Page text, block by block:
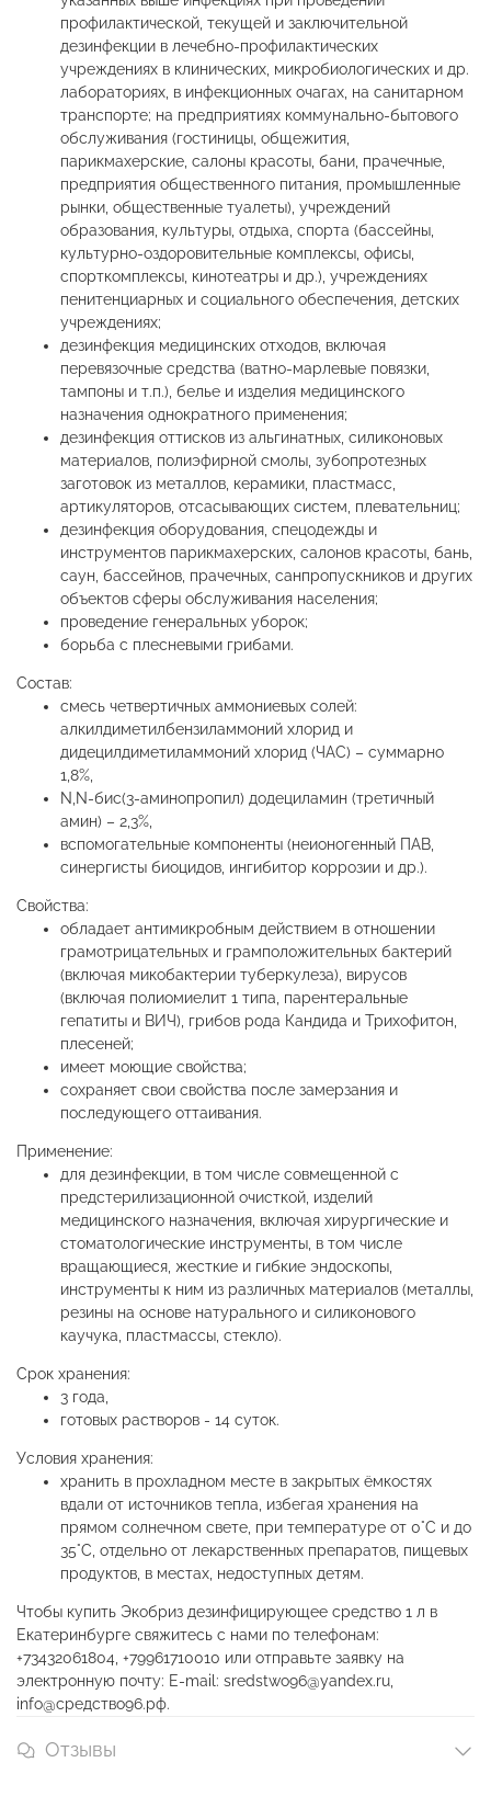
профилактической, текущей и заключительной
дезинфекции в лечебно-профилактических
учреждениях в клинических, микробиологических и др.
лабораториях, в инфекционных очагах, на санитарном
транспорте; на предприятиях коммунально-бытового
обслуживания (гостиницы, общежития,
парикмахерские, салоны красоты, бани, прачечные,
предприятия общественного питания, промышленные
рынки, общественные туалеты), учреждений
образования, культуры, отдыха, спорта (бассейны,
культурно-оздоровительные комплексы, офисы,
спорткомплексы, кинотеатры и др.), учреждениях
пенитенциарных и социального обеспечения, детских
учреждениях;
дезинфекция медицинских отходов, включая
перевязочные средства (ватно-марлевые повязки,
тампоны и т.п.), белье и изделия медицинского
назначения однократного применения;
дезинфекция оттисков из альгинатных, силиконовых
материалов, полиэфирной смолы, зубопротезных
заготовок из металлов, керамики, пластмасс,
артикуляторов, отсасывающих систем, плевательниц;
дезинфекция оборудования, спецодежды и
инструментов парикмахерских, салонов красоты, бань,
саун, бассейнов, прачечных, санпропускников и других
объектов сферы обслуживания населения;
проведение генеральных уборок;
борьба с плесневыми грибами.
Состав:
смесь четвертичных аммониевых солей:
алкилдиметилбензиламмоний хлорид и
дидецилдиметиламмоний хлорид (ЧАС) – суммарно
1,8%,
N,N-бис(3-аминопропил) додециламин (третичный
амин) – 2,3%,
вспомогательные компоненты (неионогенный ПАВ,
синергисты биоцидов, ингибитор коррозии и др.).
Свойства:
обладает антимикробным действием в отношении
грамотрицательных и грамположительных бактерий
(включая микобактерии туберкулеза), вирусов
(включая полиомиелит 1 типа, парентеральные
гепатиты и ВИЧ), грибов рода Кандида и Трихофитон,
плесеней;
имеет моющие свойства;
сохраняет свои свойства после замерзания и
последующего оттаивания.
Применение:
для дезинфекции, в том числе совмещенной с
предстерилизационной очисткой, изделий
медицинского назначения, включая хирургические и
стоматологические инструменты, в том числе
вращающиеся, жесткие и гибкие эндоскопы,
инструменты к ним из различных материалов (металлы,
резины на основе натурального и силиконового
каучука, пластмассы, стекло).
Срок хранения:
3 года,
готовых растворов - 14 суток.
Условия хранения:
хранить в прохладном месте в закрытых ёмкостях
вдали от источников тепла, избегая хранения на
прямом солнечном свете, при температуре от 0°С и до
35°С, отдельно от лекарственных препаратов, пищевых
продуктов, в местах, недоступных детям.
Чтобы купить Экобриз дезинфицирующее средство 1 л в
Екатеринбурге свяжитесь с нами по телефонам:
+73432061804, +79961710010 или отправьте заявку на
электронную почту: E-mail: sredstwo96@yandex.ru,
info@средство96.рф.
Отзывы